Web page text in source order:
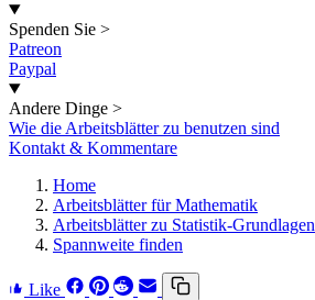
Spenden Sie >
Patreon
Paypal
Andere Dinge >
Wie die Arbeitsblätter zu benutzen sind
Kontakt & Kommentare
Home
Arbeitsblätter für Mathematik
Arbeitsblätter zu Statistik-Grundlagen
Spannweite finden
Like